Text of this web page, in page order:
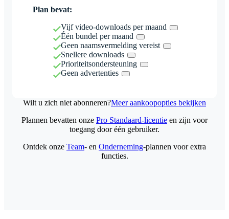
Plan bevat:
Vijf video-downloads per maand
Één bundel per maand
Geen naamsvermelding vereist
Snellere downloads
Prioriteitsondersteuning
Geen advertenties
Wilt u zich niet abonneren?Meer aankoopopties bekijken
Plannen bevatten onze Pro Standaard-licentie en zijn voor
toegang door één gebruiker.
Ontdek onze Team- en Onderneming-plannen voor extra
functies.